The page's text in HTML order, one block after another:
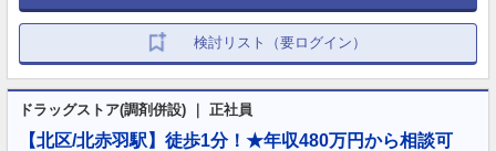
検討リスト（要ログイン）
ドラッグストア(調剤併設) ｜ 正社員
【北区/北赤羽駅】徒歩1分！★年収480万円から相談可